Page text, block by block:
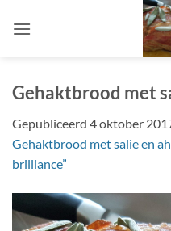
naar
Gehaktbrood met
Gepubliceerd 4 oktober
Gehaktbrood met salie en
brilliance”